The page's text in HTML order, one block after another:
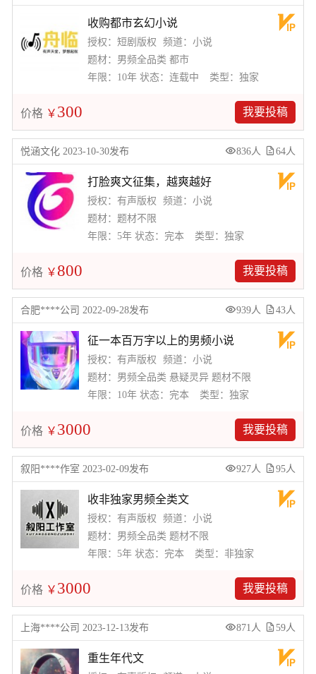
收购都市玄幻小说
授权：短剧版权
频道：小说
题材：男频全品类 都市
年限：10年 状态：连载中 类型：独家
价格 ￥ 300 我要投稿
悦涵文化 2023-10-30发布 836人 64人
打脸爽文征集，越爽越好
授权：有声版权
频道：小说
题材：题材不限
年限：5年 状态：完本 类型：独家
价格 ￥ 800 我要投稿
合肥****公司 2022-09-28发布 939人 43人
征一本百万字以上的男频小说
授权：有声版权
频道：小说
题材：男频全品类 悬疑灵异 题材不限
年限：10年 状态：完本 类型：独家
价格 ￥ 3000 我要投稿
叙阳****作室 2023-02-09发布 927人 95人
收非独家男频全类文
授权：有声版权
频道：小说
题材：男频全品类 题材不限
年限：5年 状态：完本 类型：非独家
价格 ￥ 3000 我要投稿
上海****公司 2023-12-13发布 871人 59人
重生年代文